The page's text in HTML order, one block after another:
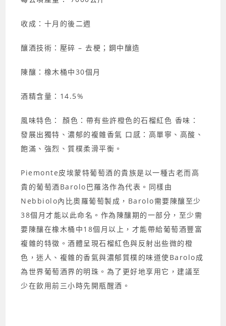
收成：十月的後二週
釀酒技術：壓碎 – 去梗；鋼中釀造
陳釀：橡木桶中30個月
酒精含量：14.5%
風味特色： 顏色：帶有些許橙色的石榴紅色 香味：
發展出獨特、濃郁的複雜香氣 口感：高單寧、高酸、
飽滿、強烈、質樸柔滑平衡。
Piemonte皮埃蒙特葡萄酒的貴族是以一種古老而高
貴的葡萄酒Barolo巴羅洛作為代表。同樣由
Nebbiolo內比奧羅葡萄製成，Barolo需要陳釀至少
38個月才能以此命名。作為陳釀期的一部分，至少需
要陳釀在橡木桶中18個月以上，才能帶給葡萄酒豐富
複雜的特徵。酒體呈現石榴紅色與反射出些微的橙
色，迷人、複雜的香氣與濃郁質樸的味道使Barolo成
為世界葡萄酒界的明珠。為了更好地享用它，建議至
少在飲用前三小時先開瓶醒酒。